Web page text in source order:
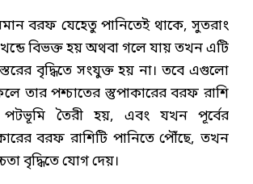
বরফ যেহেতু পানিতেই থাকে, সুতরাং
বিভক্ত হয় অথবা গলে যায় তখন এটি
বৃদ্ধিতে সংযুক্ত হয় না। তবে এগুলো
তার পশ্চাতের স্তুপাকারের বরফ রাশি
তৈরী হয়, এবং যখন পূর্বের
বরফ রাশিটি পানিতে পৌঁছে, তখন
বৃদ্ধিতে যোগ দেয়।